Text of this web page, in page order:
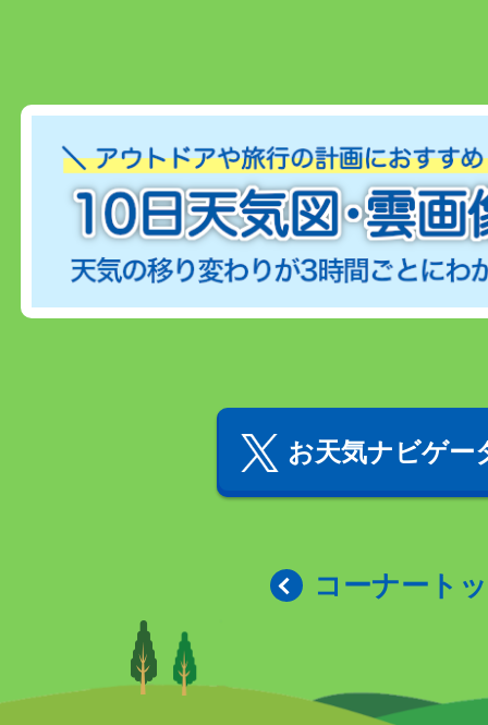
お天気ナビゲー
コーナート